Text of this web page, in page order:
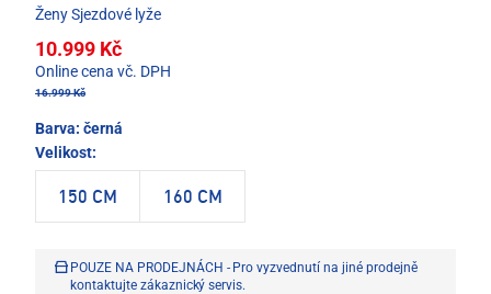
Ženy Sjezdové lyže
10.999 Kč
Online cena vč. DPH
16.999 Kč
Barva: černá
Velikost:
150 CM 160 CM
POUZE NA PRODEJNÁCH - Pro vyzvednutí na jiné prodejně
kontaktujte zákaznický servis.